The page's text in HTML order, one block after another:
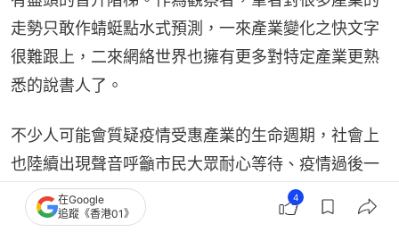
走勢只敢作蜻蜓點水式預測，一來產業變化之快文字
很難跟上，二來網絡世界也擁有更多對特定產業更熟
悉的說書人了。
不少人可能會質疑疫情受惠產業的生命週期，社會上
也陸續出現聲音呼籲市民大眾耐心等待、疫情過後一
切都會回復正常，曾經消失了工作機會也會重新出
現。疫情當然總會有一天成為歷史，但於筆者而言，
在Google
追蹤《香港01》
4